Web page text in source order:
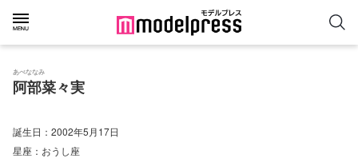
あべななみ
阿部菜々実
誕生日： 2002年5月17日
星座： おうし座